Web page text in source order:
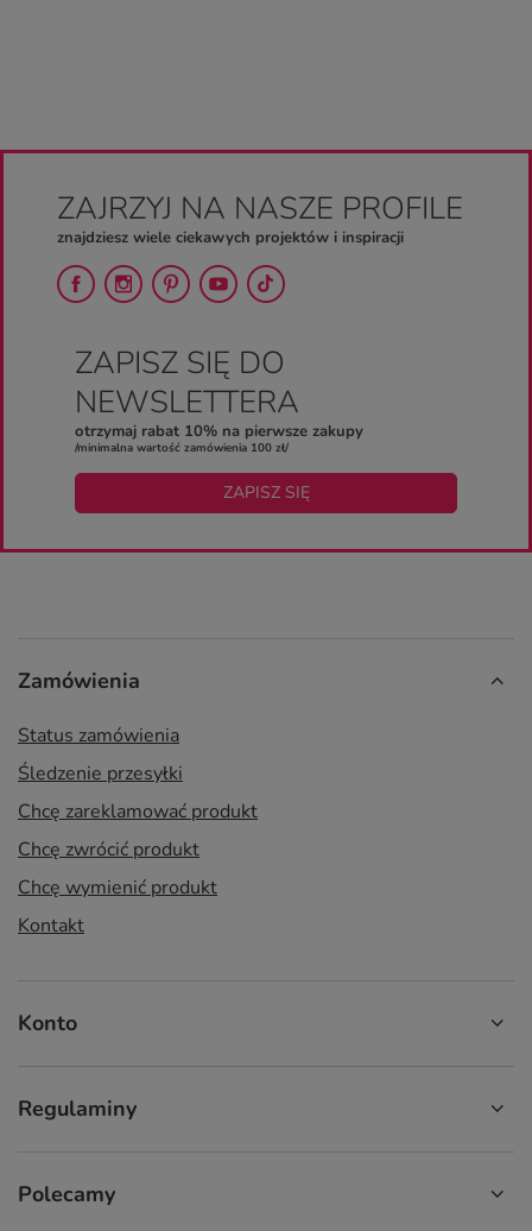
ZAJRZYJ NA NASZE PROFILE
znajdziesz wiele ciekawych projektów i inspiracji
ZAPISZ SIĘ DO
NEWSLETTERA
otrzymaj rabat 10% na pierwsze zakupy
/minimalna wartość zamówienia 100 zł/
ZAPISZ SIĘ
Zamówienia
Status zamówienia
Śledzenie przesyłki
Chcę zareklamować produkt
Chcę zwrócić produkt
Chcę wymienić produkt
Kontakt
Konto
Regulaminy
Polecamy